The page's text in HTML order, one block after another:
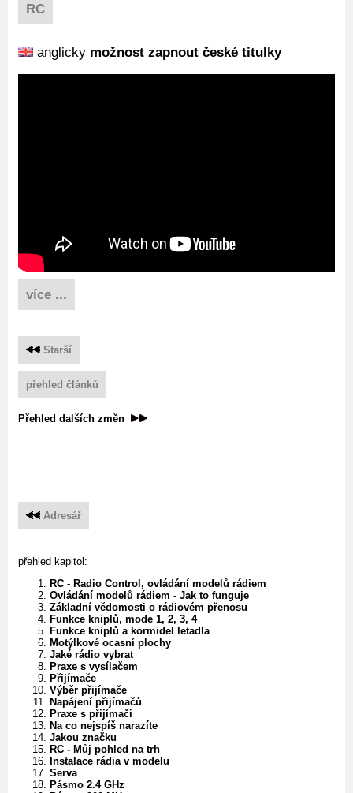
RC
anglicky možnost zapnout české titulky
více ...
Starší
přehled článků
Přehled dalších změn
Adresář
přehled kapitol:
RC - Radio Control, ovládání modelů rádiem
Ovládání modelů rádiem - Jak to funguje
Základní vědomosti o rádiovém přenosu
Funkce kniplů, mode 1, 2, 3, 4
Funkce kniplů a kormidel letadla
Motýlkové ocasní plochy
Jaké rádio vybrat
Praxe s vysílačem
Přijímače
Výběr přijímače
Napájení přijímačů
Praxe s přijímači
Na co nejspíš narazíte
Jakou značku
RC - Můj pohled na trh
Instalace rádia v modelu
Serva
Pásmo 2.4 GHz